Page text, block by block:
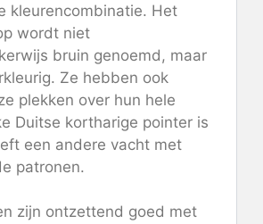
kleurencombinatie. Het
wordt niet
bruin genoemd, maar
Ze hebben ook
plekken over hun hele
Duitse kortharige pointer is
een andere vacht met
patronen.
zijn ontzettend goed met